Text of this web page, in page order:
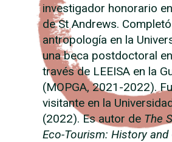
investigador honorario
de St Andrews.
antropología en la
una beca postdoctoral
través de LEEISA en la
(MOPGA, 2021-2022).
visitante en la
(2022). Es autor de The
Eco-Tourism: History